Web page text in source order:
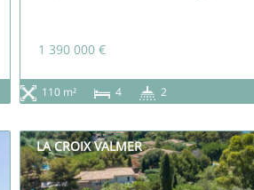
1 390 000 €
110 m² 4 2
LA CROIX VALMER